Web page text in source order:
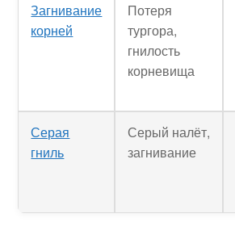
Загнивание
корней
Потеря
тургора,
гнилость
корневища
Серая
гниль
Серый налёт,
загнивание